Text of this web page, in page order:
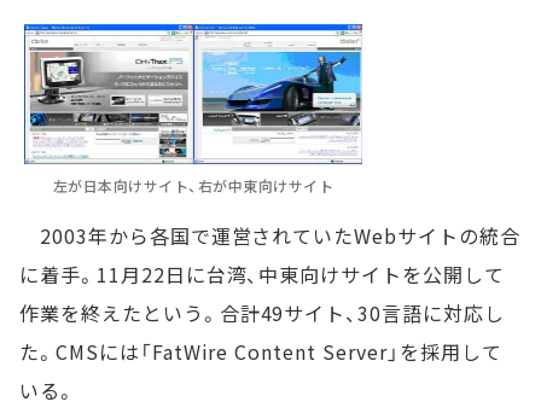
左が日本向けサイト、右が中東向けサイト
2003年から各国で運営されていたWebサイトの統合
に着手。11月22日に台湾、中東向けサイトを公開して
作業を終えたという。合計49サイト、30言語に対応し
た。CMSには「FatWire Content Server」を採用して
いる。